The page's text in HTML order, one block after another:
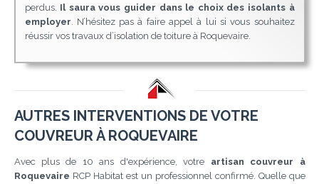
perdus. Il saura vous guider dans le choix des isolants à
employer. N’hésitez pas à faire appel à lui si vous souhaitez
réussir vos travaux d’isolation de toiture à Roquevaire.
AUTRES INTERVENTIONS DE VOTRE
COUVREUR À ROQUEVAIRE
Avec plus de 10 ans d'expérience, votre artisan couvreur à
Roquevaire RCP Habitat est un professionnel confirmé. Quelle que